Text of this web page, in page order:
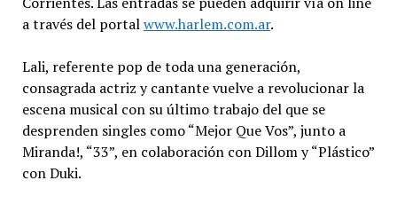
a través del portalwww.harlem.com.ar.
Lali, referente pop de toda una generación,
consagrada actriz y cantante vuelve a revolucionar la
escena musical con su último trabajo del que se
desprenden singles como “Mejor Que Vos”, junto a
Miranda!, “33”, en colaboración con Dillom y “Plástico”
con Duki.